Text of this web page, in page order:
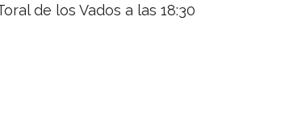
de los Vados a las 18:30